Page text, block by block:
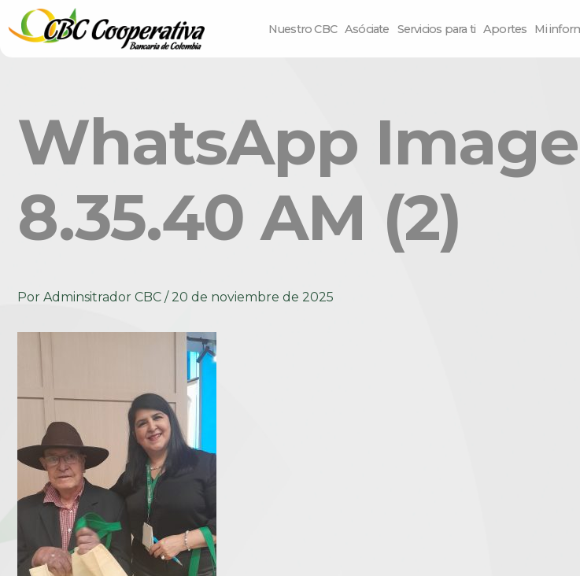
Nuestro CBC Asóciate Servicios para ti Aportes Mi
WhatsApp Image
8.35.40 AM (2)
Por Adminsitrador CBC / 20 de noviembre de 2025